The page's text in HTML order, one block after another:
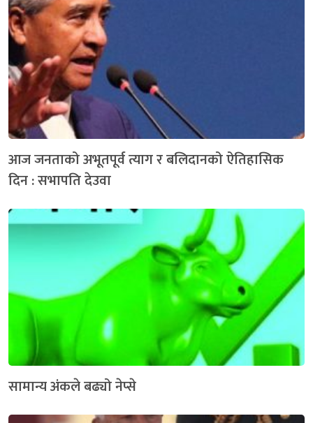
आज जनताको अभूतपूर्व त्याग र बलिदानको ऐतिहासिक
दिन : सभापति देउवा
सामान्य अंकले बढ्यो नेप्से